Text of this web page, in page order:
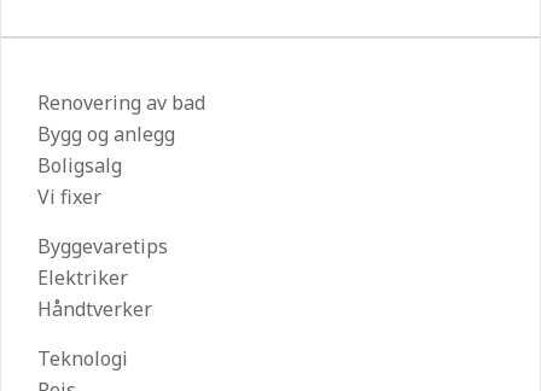
Renovering av bad
Bygg og anlegg
Boligsalg
Vi fixer
Byggevaretips
Elektriker
Håndtverker
Teknologi